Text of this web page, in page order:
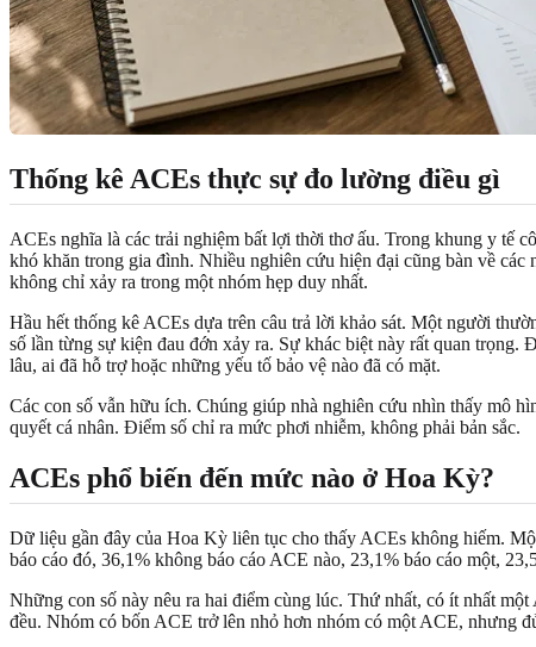
Thống kê ACEs thực sự đo lường điều gì
ACEs nghĩa là các trải nghiệm bất lợi thời thơ ấu. Trong khung y tế
khó khăn trong gia đình. Nhiều nghiên cứu hiện đại cũng bàn về
không chỉ xảy ra trong một nhóm hẹp duy nhất.
Hầu hết thống kê ACEs dựa trên câu trả lời khảo sát. Một người
số lần từng sự kiện đau đớn xảy ra. Sự khác biệt này rất quan
lâu, ai đã hỗ trợ hoặc những yếu tố bảo vệ nào đã có mặt.
Các con số vẫn hữu ích. Chúng giúp nhà nghiên cứu nhìn thấy mô
quyết cá nhân. Điểm số chỉ ra mức phơi nhiễm, không phải bản sắc.
ACEs phổ biến đến mức nào ở Hoa Kỳ?
Dữ liệu gần đây của Hoa Kỳ liên tục cho thấy ACEs không hiếm.
báo cáo đó, 36,1% không báo cáo ACE nào, 23,1% báo cáo một,
Những con số này nêu ra hai điểm cùng lúc. Thứ nhất, có ít nhất
đều. Nhóm có bốn ACE trở lên nhỏ hơn nhóm có một ACE, nhưng